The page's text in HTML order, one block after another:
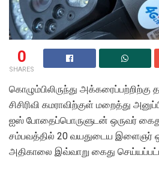
0
SHARES
கொழும்பிலிருந்து அக்கரைப்பற்றிற்கு
சிசிரிவி கமராவிற்குள் மறைத்து
ஐஸ் போதைப்பொருளுடன் ஒருவர்
சம்பவத்தில் 20 வயதுடைய இளைஞர்
அதிகாலை இவ்வாறு கைது